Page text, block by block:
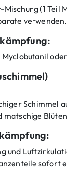
Mischung (1 Teil
verwenden.
Myclobutanil
Schimmel
matschige
und
sofort